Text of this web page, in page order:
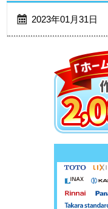
2023年01月31日